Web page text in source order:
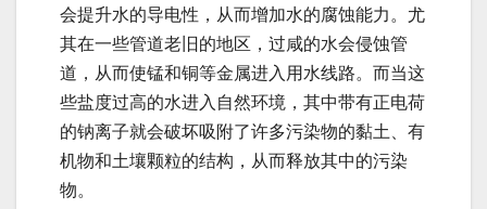
会提升水的导电性，从而增加水的腐蚀能力。尤
其在一些管道老旧的地区，过咸的水会侵蚀管
道，从而使锰和铜等金属进入用水线路。而当这
些盐度过高的水进入自然环境，其中带有正电荷
的钠离子就会破坏吸附了许多污染物的黏土、有
机物和土壤颗粒的结构，从而释放其中的污染
物。